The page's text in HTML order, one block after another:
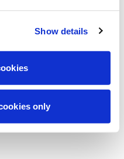
Show details
only